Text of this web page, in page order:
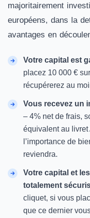
majoritairement
européens, dans la
avantages en
Votre capital est
placez 10 000 €
récupérerez au
Vous recevez un
– 4% net de frais,
équivalent au livret
l’importance de
reviendra.
Votre capital et
totalement
cliquet, si vous
que ce dernier